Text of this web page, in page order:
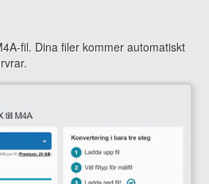
fil. Dina filer kommer automatiskt